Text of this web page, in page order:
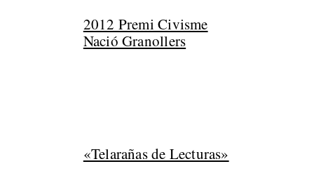
2012 Premi Civisme
Nació Granollers
«Telarañas de Lecturas»